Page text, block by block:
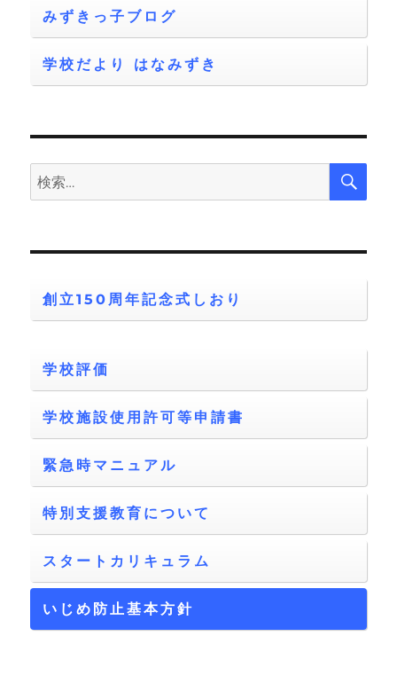
みずきっ子ブログ
学校だより はなみずき
検
索:
検
創立150周年記念式しおり
学校評価
学校施設使用許可等申請書
緊急時マニュアル
特別支援教育について
スタートカリキュラム
いじめ防止基本方針